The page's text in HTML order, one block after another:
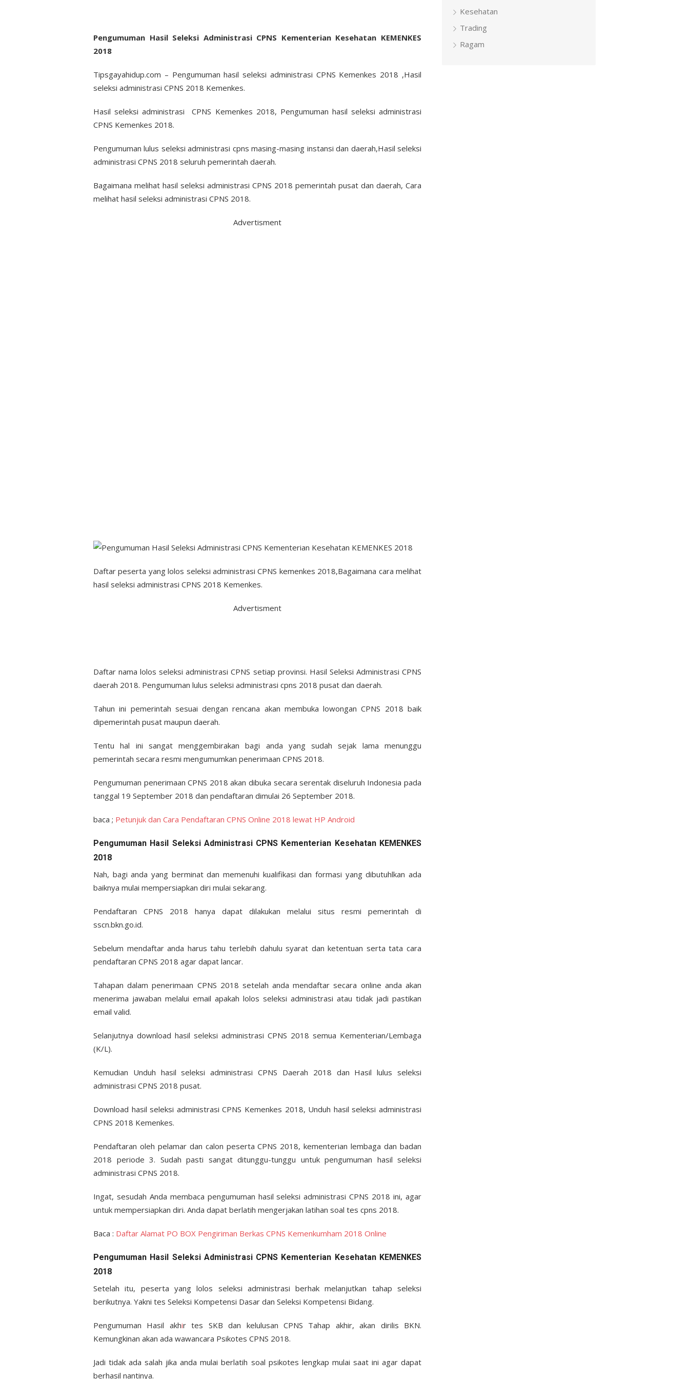
Pengumuman Hasil Seleksi Administrasi CPNS Kementerian Kesehatan KEMENKES
2018
Tipsgayahidup.com – Pengumuman hasil seleksi administrasi CPNS Kemenkes 2018 ,Hasil
seleksi administrasi CPNS 2018 Kemenkes.
Hasil seleksi administrasi CPNS Kemenkes 2018, Pengumuman hasil seleksi administrasi
CPNS Kemenkes 2018.
Pengumuman lulus seleksi administrasi cpns masing-masing instansi dan daerah,Hasil seleksi
administrasi CPNS 2018 seluruh pemerintah daerah.
Bagaimana melihat hasil seleksi administrasi CPNS 2018 pemerintah pusat dan daerah, Cara
melihat hasil seleksi administrasi CPNS 2018.
Advertisment
Daftar peserta yang lolos seleksi administrasi CPNS kemenkes 2018,Bagaimana cara melihat
hasil seleksi administrasi CPNS 2018 Kemenkes.
Advertisment
Daftar nama lolos seleksi administrasi CPNS setiap provinsi. Hasil Seleksi Administrasi CPNS
daerah 2018. Pengumuman lulus seleksi administrasi cpns 2018 pusat dan daerah.
Tahun ini pemerintah sesuai dengan rencana akan membuka lowongan CPNS 2018 baik
dipemerintah pusat maupun daerah.
Tentu hal ini sangat menggembirakan bagi anda yang sudah sejak lama menunggu
pemerintah secara resmi mengumumkan penerimaan CPNS 2018.
Pengumuman penerimaan CPNS 2018 akan dibuka secara serentak diseluruh Indonesia pada
tanggal 19 September 2018 dan pendaftaran dimulai 26 September 2018.
baca ; Petunjuk dan Cara Pendaftaran CPNS Online 2018 lewat HP Android
Pengumuman Hasil Seleksi Administrasi CPNS Kementerian Kesehatan KEMENKES
2018
Nah, bagi anda yang berminat dan memenuhi kualifikasi dan formasi yang dibutuhlkan ada
baiknya mulai mempersiapkan diri mulai sekarang.
Pendaftaran CPNS 2018 hanya dapat dilakukan melalui situs resmi pemerintah di
sscn.bkn.go.id.
Sebelum mendaftar anda harus tahu terlebih dahulu syarat dan ketentuan serta tata cara
pendaftaran CPNS 2018 agar dapat lancar.
Tahapan dalam penerimaan CPNS 2018 setelah anda mendaftar secara online anda akan
menerima jawaban melalui email apakah lolos seleksi administrasi atau tidak jadi pastikan
email valid.
Selanjutnya download hasil seleksi administrasi CPNS 2018 semua Kementerian/Lembaga
(K/L).
Kemudian Unduh hasil seleksi administrasi CPNS Daerah 2018 dan Hasil lulus seleksi
administrasi CPNS 2018 pusat.
Download hasil seleksi administrasi CPNS Kemenkes 2018, Unduh hasil seleksi administrasi
CPNS 2018 Kemenkes.
Pendaftaran oleh pelamar dan calon peserta CPNS 2018, kementerian lembaga dan badan
2018 periode 3. Sudah pasti sangat ditunggu-tunggu untuk pengumuman hasil seleksi
administrasi CPNS 2018.
Ingat, sesudah Anda membaca pengumuman hasil seleksi administrasi CPNS 2018 ini, agar
untuk mempersiapkan diri. Anda dapat berlatih mengerjakan latihan soal tes cpns 2018.
Baca : Daftar Alamat PO BOX Pengiriman Berkas CPNS Kemenkumham 2018 Online
Pengumuman Hasil Seleksi Administrasi CPNS Kementerian Kesehatan KEMENKES
2018
Setelah itu, peserta yang lolos seleksi administrasi berhak melanjutkan tahap seleksi
berikutnya. Yakni tes Seleksi Kompetensi Dasar dan Seleksi Kompetensi Bidang.
Pengumuman Hasil akhir tes SKB dan kelulusan CPNS Tahap akhir, akan dirilis BKN.
Kemungkinan akan ada wawancara Psikotes CPNS 2018.
Jadi tidak ada salah jika anda mulai berlatih soal psikotes lengkap mulai saat ini agar dapat
berhasil nantinya.
Kesehatan
Trading
Ragam